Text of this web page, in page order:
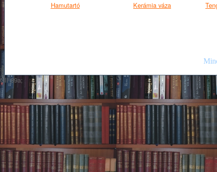
Hamutartó Kerámia váza
GIF89a;